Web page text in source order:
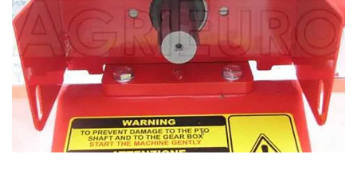
Sichelmähwerke für Traktoren
Sichelmulcher für Traktoren
Sortierer für Oliven
Sprühgeräte für Pflanzenbehandlung
Stäubegeräte für Traktor
Staubsauger - Elektrobesen
I
Idromatic
Il-Tec
Imperia
Infaco
Intec
Intex